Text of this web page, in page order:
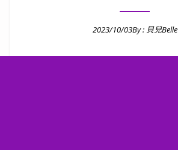
2023/10/03By : 貝兒Belle